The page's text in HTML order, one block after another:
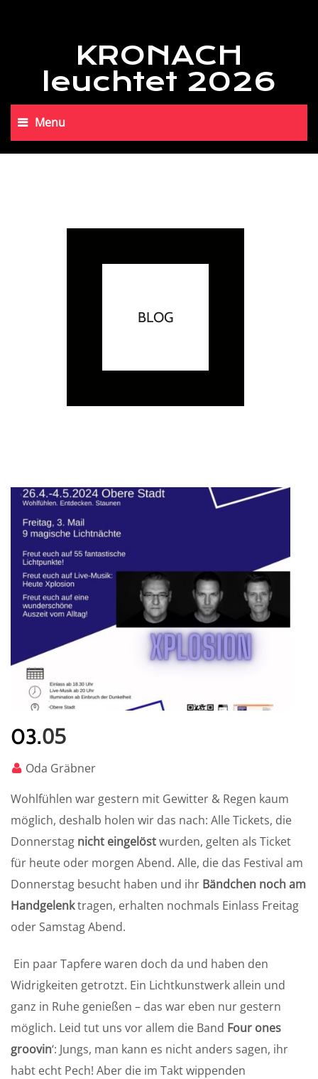
KRONACH
leuchtet 2026
Menu
BLOG
03.05
Oda Gräbner
Wohlfühlen war gestern mit Gewitter & Regen kaum
möglich, deshalb holen wir das nach: Alle Tickets, die
Donnerstag nicht eingelöstwurden, gelten als Ticket
für heute oder morgen Abend. Alle, die das Festival am
Donnerstag besucht haben und ihr Bändchen noch am
Handgelenktragen, erhalten nochmals Einlass Freitag
oder Samstag Abend.
Ein paar Tapfere waren doch da und haben den
Widrigkeiten getrotzt. Ein Lichtkunstwerk allein und
ganz in Ruhe genießen – das war eben nur gestern
möglich. Leid tut uns vor allem die Band Four ones
groovin‘: Jungs, man kann es nicht anders sagen, ihr
habt echt Pech! Aber die im Takt wippenden